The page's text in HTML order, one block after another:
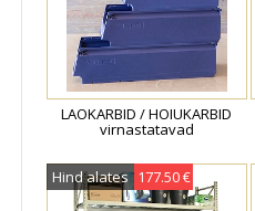
LAOKARBID / HOIUKARBID
virnastatavad
Hind alates 177.50 €